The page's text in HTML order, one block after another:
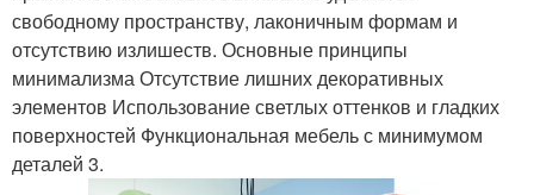
свободному пространству, лаконичным формам и
отсутствию излишеств. Основные принципы
минимализма Отсутствие лишних декоративных
элементов Использование светлых оттенков и гладких
поверхностей Функциональная мебель с минимумом
деталей 3.